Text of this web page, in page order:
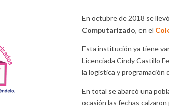
En octubre de 2018 se
Computarizado, en el
Esta institución ya tiene
Licenciada Cindy Castillo
la logística y programación
En total se abarcó una
ocasión las fechas